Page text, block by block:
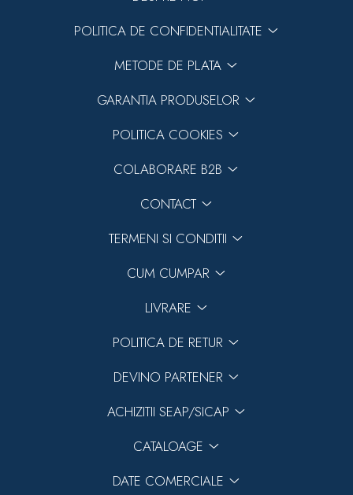
POLITICA DE CONFIDENTIALITATE
METODE DE PLATA
GARANTIA PRODUSELOR
POLITICA COOKIES
COLABORARE B2B
CONTACT
TERMENI SI CONDITII
CUM CUMPAR
LIVRARE
POLITICA DE RETUR
DEVINO PARTENER
ACHIZITII SEAP/SICAP
CATALOAGE
DATE COMERCIALE